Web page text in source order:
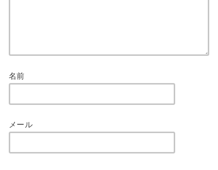
名前
メール